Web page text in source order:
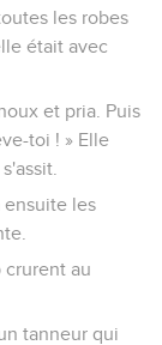
les robes
était avec
et pria. Puis
toi ! » Elle
ensuite les
au
tanneur qui